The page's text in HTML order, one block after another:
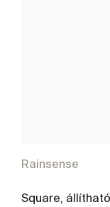
Rainsense
Square,